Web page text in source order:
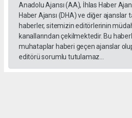
Anadolu Ajansı (AA), İhlas Haber
Haber Ajansı (DHA) ve diğer ajanslar
haberler, sitemizin editörlerinin
kanallarından çekilmektedir. Bu
muhataplar haberi geçen ajanslar
editörü sorumlu tutulamaz...